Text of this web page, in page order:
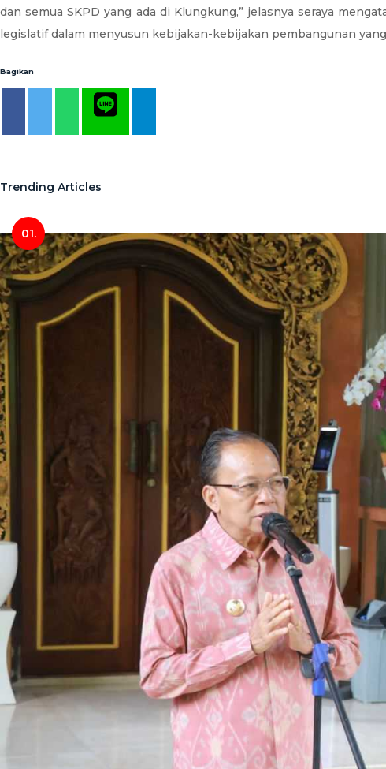
dan semua SKPD yang ada di Klungkung,” jelasnya seraya
legislatif dalam menyusun kebijakan-kebijakan pembangunan
Bagikan
Trending Articles
01.